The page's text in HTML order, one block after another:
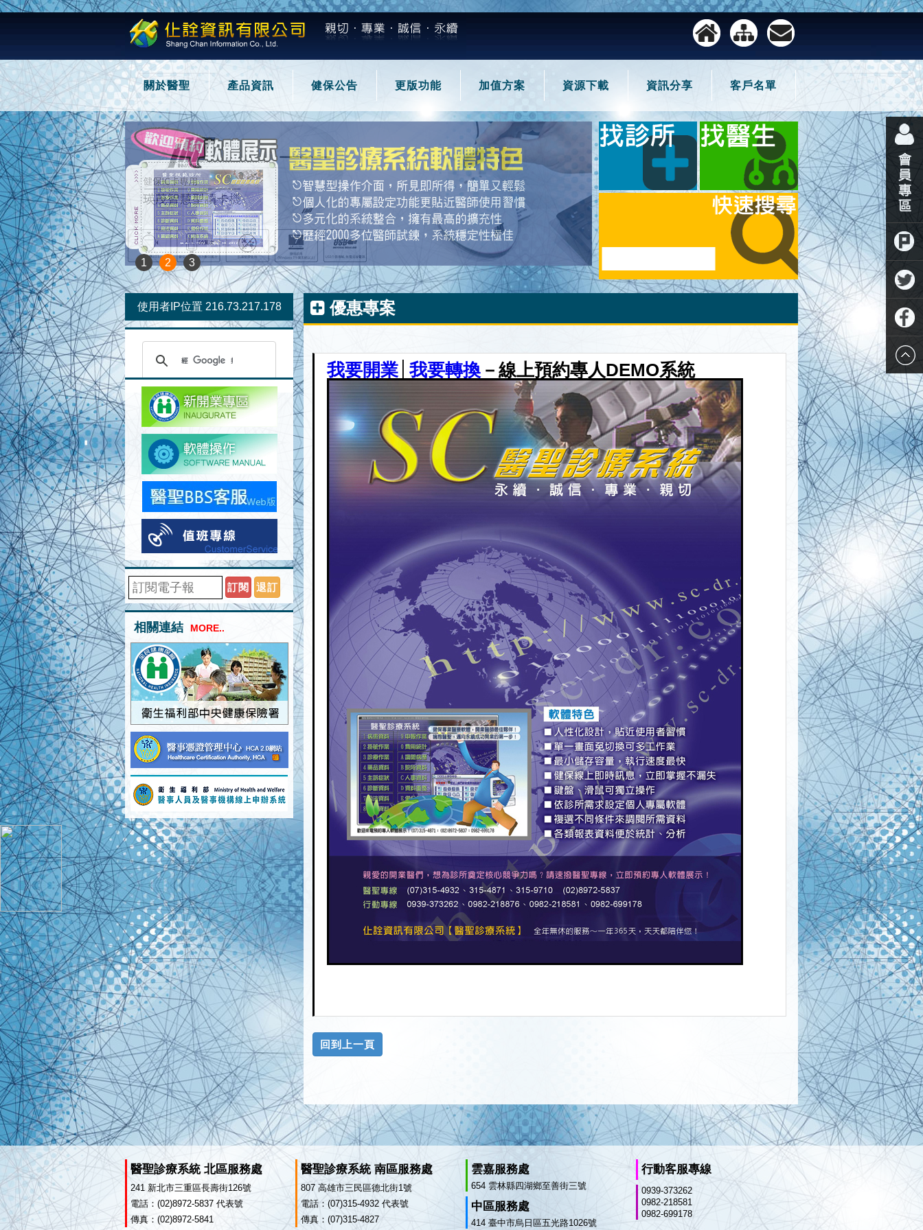
關於醫聖 產品資訊 健保公告 更版功能 加值方案 資源下載 資訊分享 客戶名單
1 2 3
使用者IP位置 216.73.217.178
訂閱 退訂
相關連結 MORE..
優惠專案
我要開業│ 我要轉換－ 線上預約專人DEMO系統
醫聖診療系統 北區服務處
241 新北市三重區長壽街126號
電話：(02)8972-5837 代表號
傳真：(02)8972-5841
醫聖診療系統 南區服務處
807 高雄市三民區德北街1號
電話：(07)315-4932 代表號
傳真：(07)315-4827
雲嘉服務處
654 雲林縣四湖鄉至善街三號
中區服務處
414 臺中市烏日區五光路1026號
行動客服專線
0939-373262
0982-218581
0982-699178
噗浪
Plurk
推特
Twitter